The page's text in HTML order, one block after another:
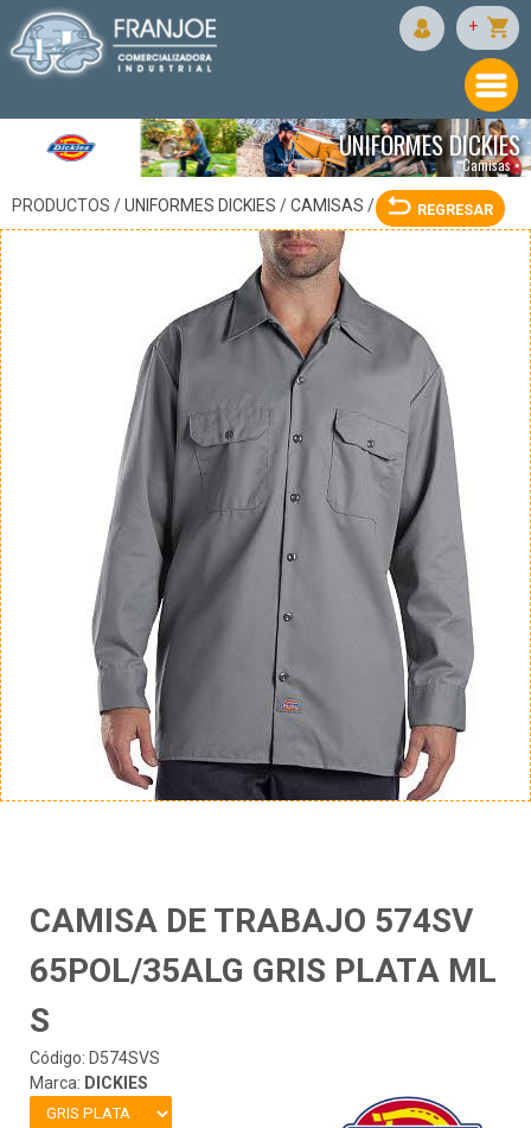
+
UNIFORMES DICKIES
Camisas •
PRODUCTOS /UNIFORMES DICKIES /CAMISAS / REGRESAR
CAMISA DE TRABAJO 574SV
65POL/35ALG GRIS PLATA ML
S
Código: D574SVS
Marca: DICKIES